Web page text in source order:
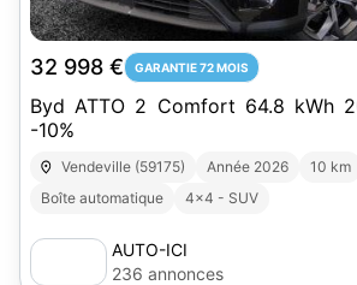
32 998 € GARANTIE 72 MOIS
Byd ATTO 2 Comfort 64.8 kWh
-10%
Vendeville (59175) Année 2026 10 km
Boîte automatique
4x4 - SUV
AUTO-ICI
236 annonces